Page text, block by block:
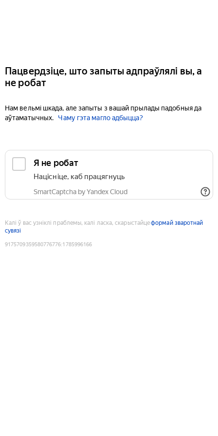
Пацвердзіце, што запыты адпраўлялі вы, а
не робат
Нам вельмі шкада, але запыты з вашай прылады падобныя да
аўтаматычных.
Чаму гэта магло адбыцца?
Я не робат
Націсніце, каб працягнуць
SmartCaptcha by Yandex Cloud
Калі ў вас узніклі праблемы, калі ласка, скарыстайцеформай зваротнай
сувязі
9175709359580776776:1785996166